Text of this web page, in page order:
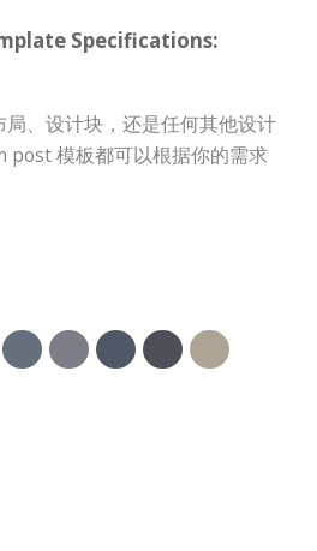
Specifications:
、设计块，还是任何其他设计
post 模板都可以根据你的需求